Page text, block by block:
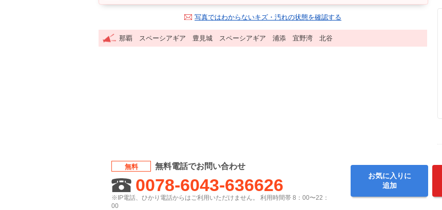
写真ではわからないキズ・汚れの状態を確認する
那覇 スペーシアギア 豊見城 スペーシアギア 浦添 宜野湾 北谷
無料 無料電話でお問い合わせ
0078-6043-636626
※IP電話、ひかり電話からはご利用いただけません。 利用時間帯 8：00〜22：
00
お気に入りに
追加